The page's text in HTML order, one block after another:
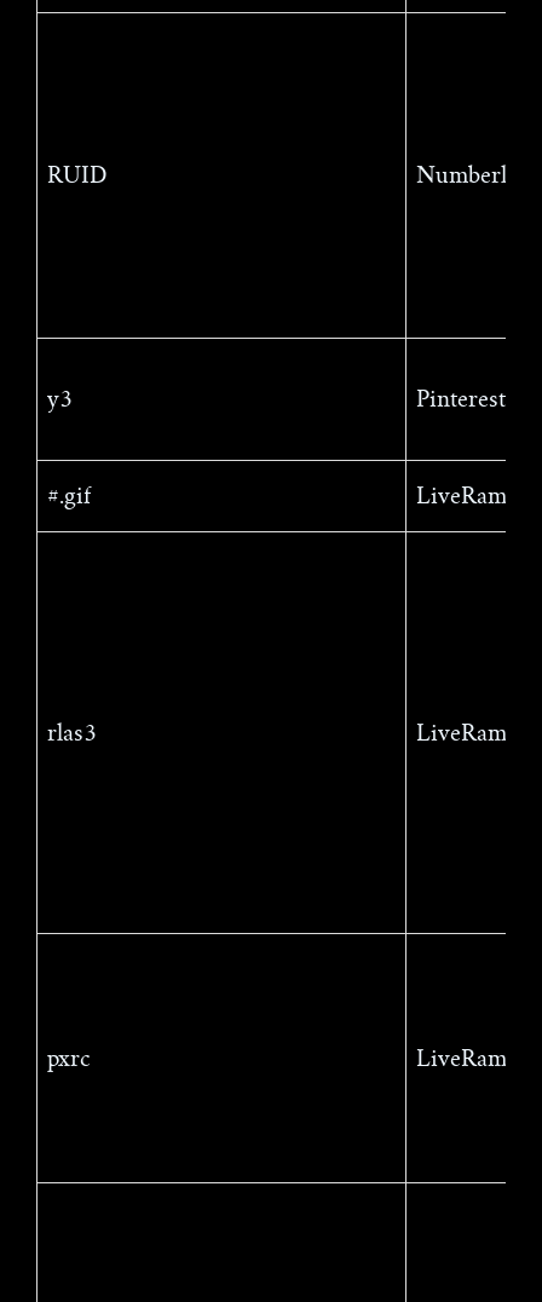
RUID Numberly
y3 Pinterest
#.gif LiveRamp
rlas3 LiveRamp
pxrc LiveRamp